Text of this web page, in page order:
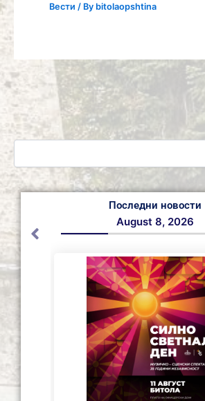
Последни новости
August 8, 2026
Вести / By bitolaopshtina